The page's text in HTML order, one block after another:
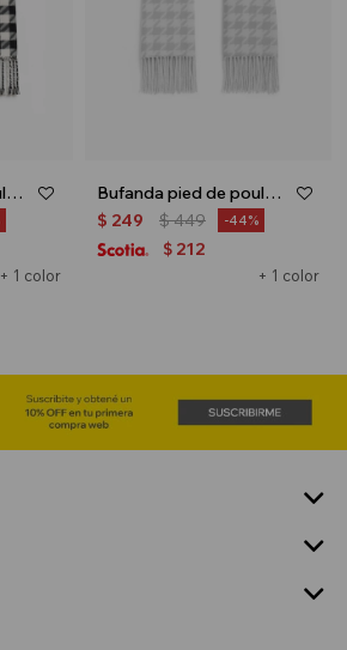
Bufanda pied de poule - Negro
+ 1 color
Bufanda pied de poule - Gris
+ 1 color
$ 249 $449 44
$ 212